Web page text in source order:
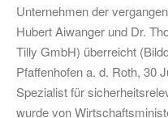
Unternehmen der
Hubert Aiwanger und Dr.
Tilly GmbH) überreicht
Pfaffenhofen a. d. Roth, 30
Spezialist für
wurde von